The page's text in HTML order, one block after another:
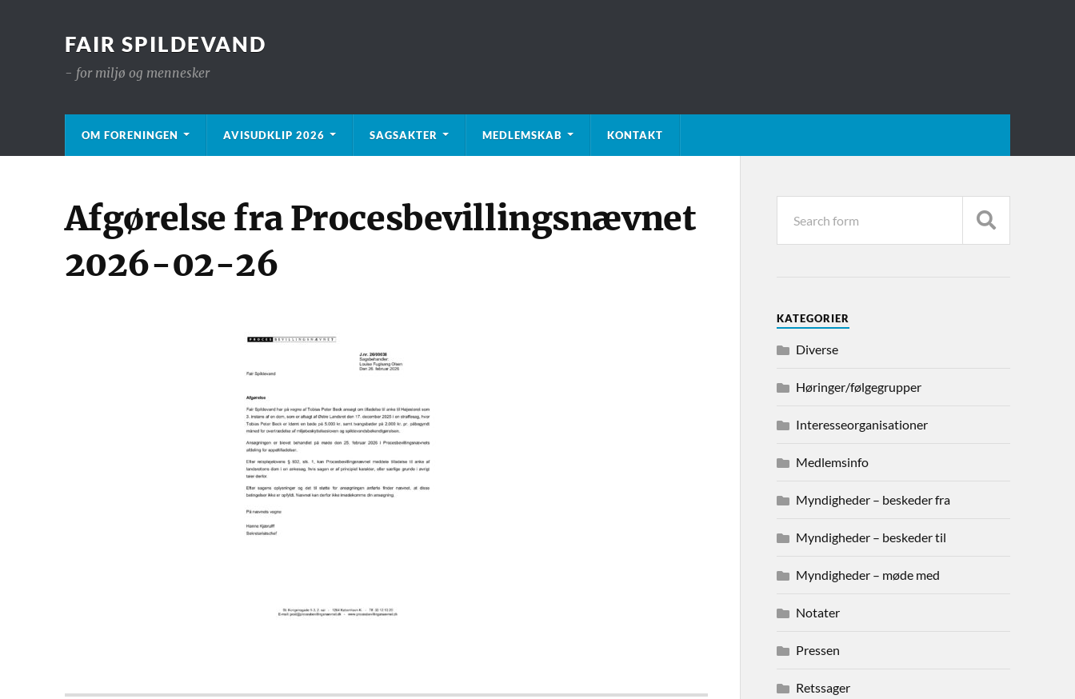
FAIR SPILDEVAND
- for miljø og mennesker
OM FORENINGEN AVISUDKLIP 2026 SAGSAKTER MEDLEMSKAB KONTAKT
Afgørelse fra Procesbevillingsnævnet
2026-02-26
KATEGORIER
Diverse
Høringer/følgegrupper
Interesseorganisationer
Medlemsinfo
Myndigheder – beskeder fra
Myndigheder – beskeder til
Myndigheder – møde med
Notater
Pressen
Retssager